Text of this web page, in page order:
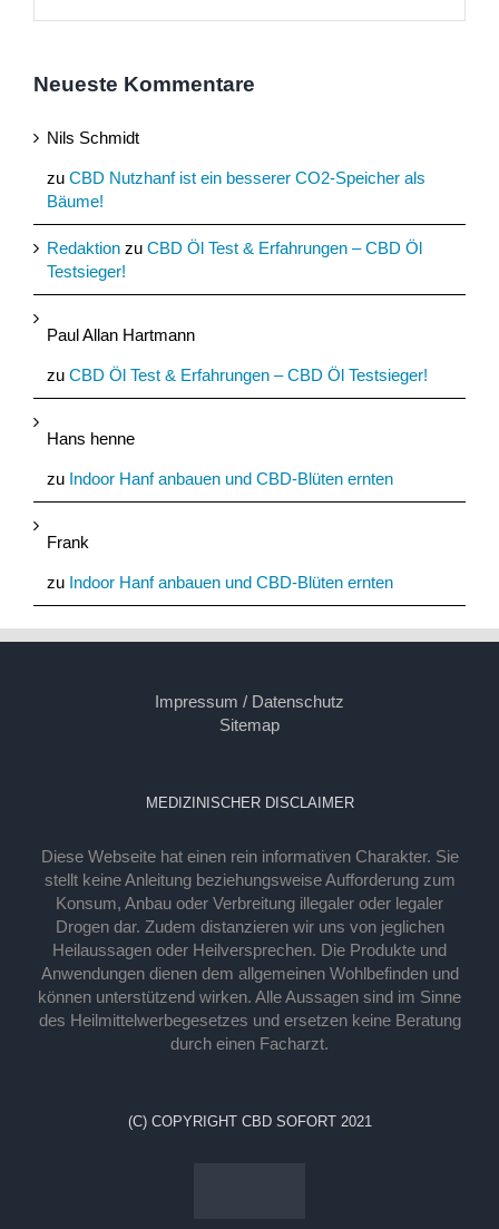
Neueste Kommentare
Nils Schmidt
zu CBD Nutzhanf ist ein besserer CO2-Speicher als
Bäume!
Redaktion zu CBD Öl Test & Erfahrungen – CBD Öl
Testsieger!
Paul Allan Hartmann
zu CBD Öl Test & Erfahrungen – CBD Öl Testsieger!
Hans henne
zu Indoor Hanf anbauen und CBD-Blüten ernten
Frank
zu Indoor Hanf anbauen und CBD-Blüten ernten
Impressum / Datenschutz
Sitemap
MEDIZINISCHER DISCLAIMER
Diese Webseite hat einen rein informativen Charakter. Sie
stellt keine Anleitung beziehungsweise Aufforderung zum
Konsum, Anbau oder Verbreitung illegaler oder legaler
Drogen dar. Zudem distanzieren wir uns von jeglichen
Heilaussagen oder Heilversprechen. Die Produkte und
Anwendungen dienen dem allgemeinen Wohlbefinden und
können unterstützend wirken. Alle Aussagen sind im Sinne
des Heilmittelwerbegesetzes und ersetzen keine Beratung
durch einen Facharzt.
(C) COPYRIGHT CBD SOFORT 2021